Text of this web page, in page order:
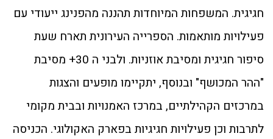
חגיגית. המשפחות המיוחדות תהננה מהפנינג ייעודי עם
פעילויות מותאמות. הספרייה העירונית תארח שעת
סיפור חגיגית ומסיבת אוזניות. ולבני ה 30+ מסיבת
"ההר המכושף" ובנוסף, יתקיימו מופעים והצגות
במרכזים הקהילתיים, במרכז האמנויות ובבית מקומי
לתרבות וכן פעילויות חגיגיות בפארק האקולוגי. הכניסה